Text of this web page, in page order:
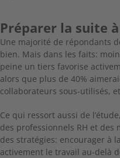
Préparer la suite
Une majorité de répondants
bien. Mais dans les faits:
peine un tiers favorise
alors que plus de 40%
collaborateurs sous-utilisés,
Ce qui ressort aussi de
des professionnels RH et des
des stratégies: encourager à
activement le travail au-delà